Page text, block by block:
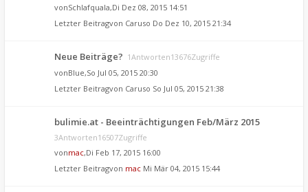
vonSchlafquala,Di Dez 08, 2015 14:51
Letzter Beitragvon Caruso Do Dez 10, 2015 21:34
Neue Beiträge? 1Antworten13676Zugriffe
vonBlue,So Jul 05, 2015 20:30
Letzter Beitragvon Caruso So Jul 05, 2015 21:38
bulimie.at - Beeinträchtigungen Feb/März 2015
3Antworten16507Zugriffe
vonmac,Di Feb 17, 2015 16:00
Letzter Beitragvon mac Mi Mär 04, 2015 15:44